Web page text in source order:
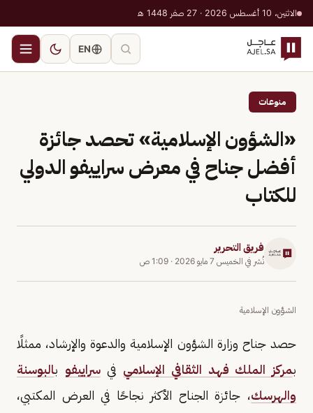
الاثنين، 10 أغسطس 2026 · 27 صفر 1448 هـ
EN
منوعات
«الشؤون الإسلامية» تحصد جائزة
أفضل جناح في معرض سراييفو الدولي
للكتاب
فريق التحرير
نُشر في الخميس 7 مايو 2026 · 1:09 ص
الشؤون الإسلامية
حصد جناح وزارة الشؤون الإسلامية والدعوة والإرشاد، ممثلًا
بمركز الملك فهد الثقافي الإسلامي فيسراييفو بالبوسنة
والهرسك، جائزة الجناح الأكثر نجاحًا في العرض المكتبي،